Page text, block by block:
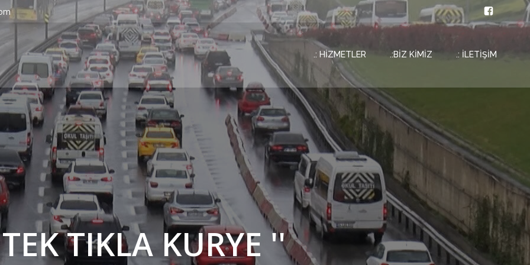
.: HİZMETLER .:BİZ KİMİZ .: İLETİŞİM
TIKLA KURYE ''